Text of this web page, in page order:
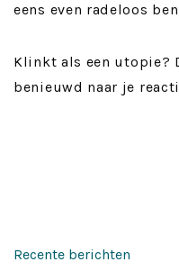
eens even radeloos
Klinkt als een utopie?
benieuwd naar je
Recente berichten